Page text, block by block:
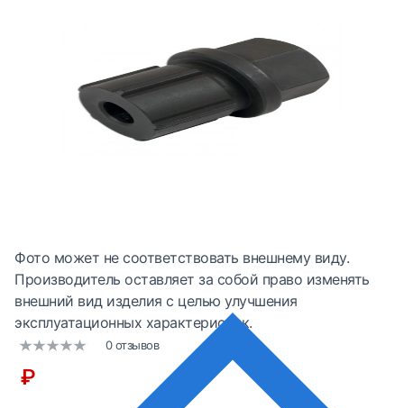
Фото может не соответствовать внешнему виду.
Производитель оставляет за собой право изменять
внешний вид изделия с целью улучшения
эксплуатационных характеристик.
0 отзывов
₽